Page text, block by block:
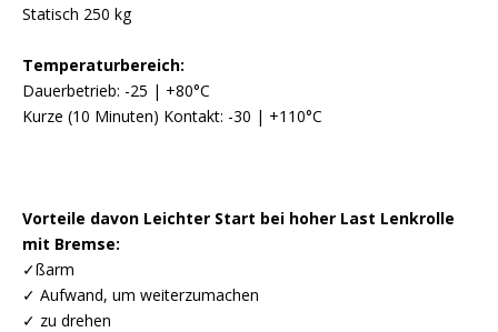
Statisch 250 kg
Temperaturbereich:
Dauerbetrieb: -25 | +80°C
Kurze (10 Minuten) Kontakt: -30 | +110°C
Vorteile davon Leichter Start bei hoher Last Lenkrolle
mit Bremse:
✓ßarm
✓ Aufwand, um weiterzumachen
✓ zu drehen